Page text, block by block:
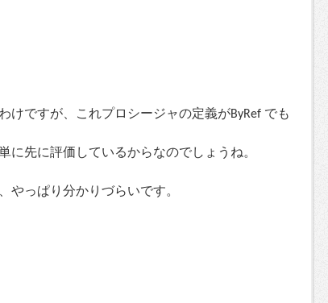
けですが、これプロシージャの定義がByRef でも
に先に評価しているからなのでしょうね。
やっぱり分かりづらいです。